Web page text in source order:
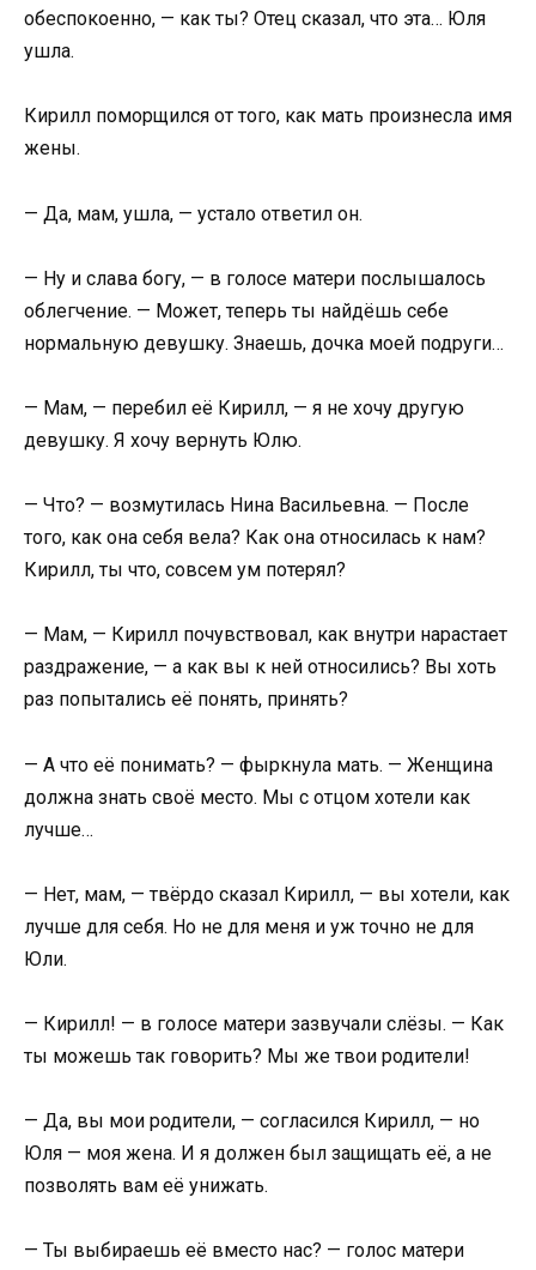
обеспокоенно, — как ты? Отец сказал, что эта… Юля
ушла.
Кирилл поморщился от того, как мать произнесла имя
жены.
— Да, мам, ушла, — устало ответил он.
— Ну и слава богу, — в голосе матери послышалось
облегчение. — Может, теперь ты найдёшь себе
нормальную девушку. Знаешь, дочка моей подруги…
— Мам, — перебил её Кирилл, — я не хочу другую
девушку. Я хочу вернуть Юлю.
— Что? — возмутилась Нина Васильевна. — После
того, как она себя вела? Как она относилась к нам?
Кирилл, ты что, совсем ум потерял?
— Мам, — Кирилл почувствовал, как внутри нарастает
раздражение, — а как вы к ней относились? Вы хоть
раз попытались её понять, принять?
— А что её понимать? — фыркнула мать. — Женщина
должна знать своё место. Мы с отцом хотели как
лучше…
— Нет, мам, — твёрдо сказал Кирилл, — вы хотели, как
лучше для себя. Но не для меня и уж точно не для
Юли.
— Кирилл! — в голосе матери зазвучали слёзы. — Как
ты можешь так говорить? Мы же твои родители!
— Да, вы мои родители, — согласился Кирилл, — но
Юля — моя жена. И я должен был защищать её, а не
позволять вам её унижать.
— Ты выбираешь её вместо нас? — голос матери